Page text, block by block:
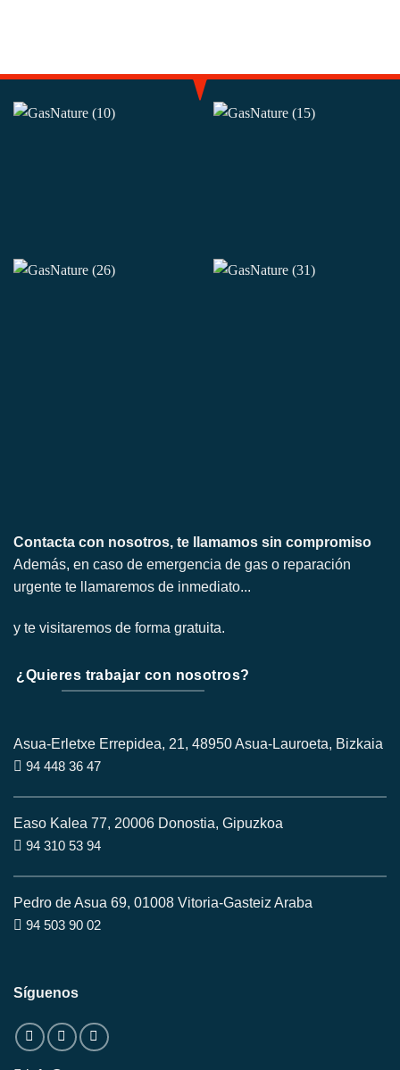
Contacta con nosotros, te llamamos sin compromiso
Además, en caso de emergencia de gas o reparación
urgente te llamaremos de inmediato...
y te visitaremos de forma gratuita.
¿Quieres trabajar con nosotros?
Asua-Erletxe Errepidea, 21, 48950 Asua-Lauroeta, Bizkaia
94 448 36 47
Easo Kalea 77, 20006 Donostia, Gipuzkoa
94 310 53 94
Pedro de Asua 69, 01008 Vitoria-Gasteiz Araba
94 503 90 02
Síguenos